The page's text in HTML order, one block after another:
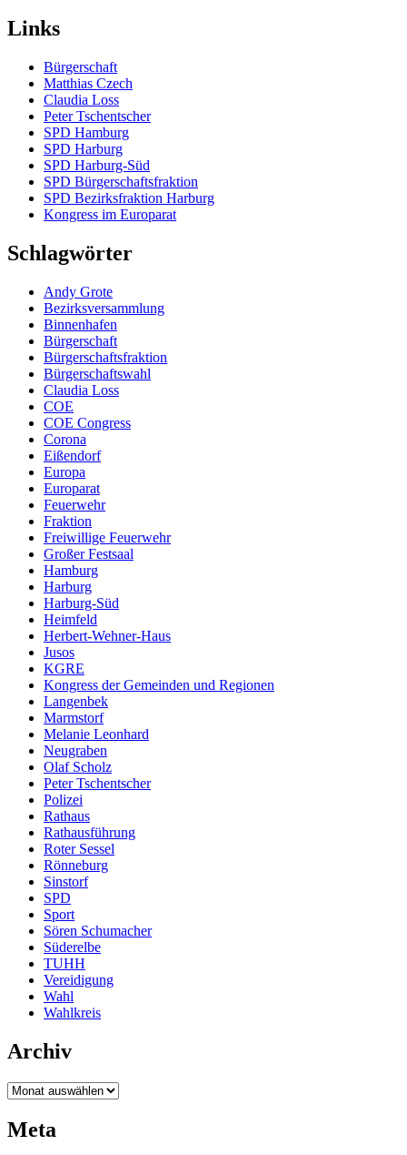
Links
Bürgerschaft
Matthias Czech
Claudia Loss
Peter Tschentscher
SPD Hamburg
SPD Harburg
SPD Harburg-Süd
SPD Bürgerschaftsfraktion
SPD Bezirksfraktion Harburg
Kongress im Europarat
Schlagwörter
Andy Grote
Bezirksversammlung
Binnenhafen
Bürgerschaft
Bürgerschaftsfraktion
Bürgerschaftswahl
Claudia Loss
COE
COE Congress
Corona
Eißendorf
Europa
Europarat
Feuerwehr
Fraktion
Freiwillige Feuerwehr
Großer Festsaal
Hamburg
Harburg
Harburg-Süd
Heimfeld
Herbert-Wehner-Haus
Jusos
KGRE
Kongress der Gemeinden und Regionen
Langenbek
Marmstorf
Melanie Leonhard
Neugraben
Olaf Scholz
Peter Tschentscher
Polizei
Rathaus
Rathausführung
Roter Sessel
Rönneburg
Sinstorf
SPD
Sport
Sören Schumacher
Süderelbe
TUHH
Vereidigung
Wahl
Wahlkreis
Archiv
Archiv
Meta